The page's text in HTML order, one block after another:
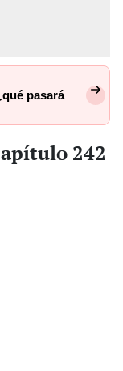
pasará
242